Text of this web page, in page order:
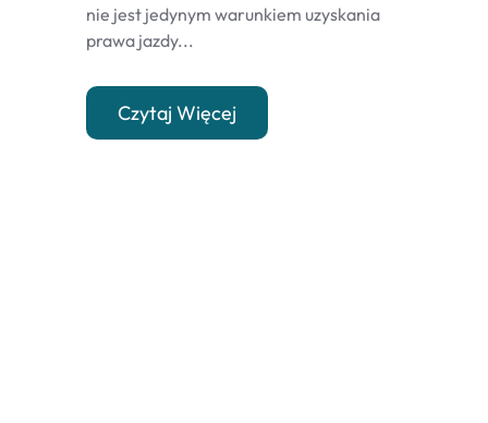
nie jest jedynym warunkiem uzyskania
prawa jazdy...
Czytaj Więcej